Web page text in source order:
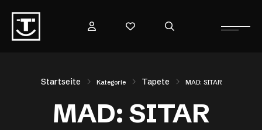
Startseite Kategorie Tapete MAD: SITAR
MAD: SITAR